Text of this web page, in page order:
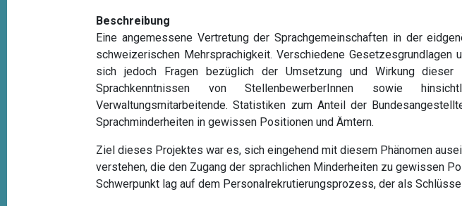
Beschreibung
Eine angemessene Vertretung der Sprachgemeinschaften in der
schweizerischen Mehrsprachigkeit. Verschiedene
sich jedoch Fragen bezüglich der Umsetzung und Wirkung dieser
Sprachkenntnissen von StellenbewerberInnen sowie
Verwaltungsmitarbeitende. Statistiken zum Anteil der
Sprachminderheiten in gewissen Positionen und Ämtern.
Ziel dieses Projektes war es, sich eingehend mit diesem Phänomen
verstehen, die den Zugang der sprachlichen Minderheiten zu gewissen
Schwerpunkt lag auf dem Personalrekrutierungsprozess, der als